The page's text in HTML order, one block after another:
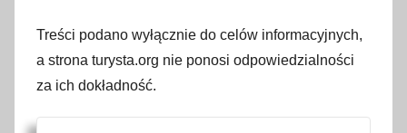
Treści podano wyłącznie do celów informacyjnych,
a strona turysta.org nie ponosi odpowiedzialności
za ich dokładność.